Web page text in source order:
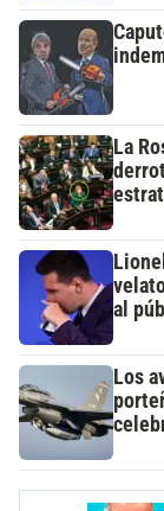
La
al
Los